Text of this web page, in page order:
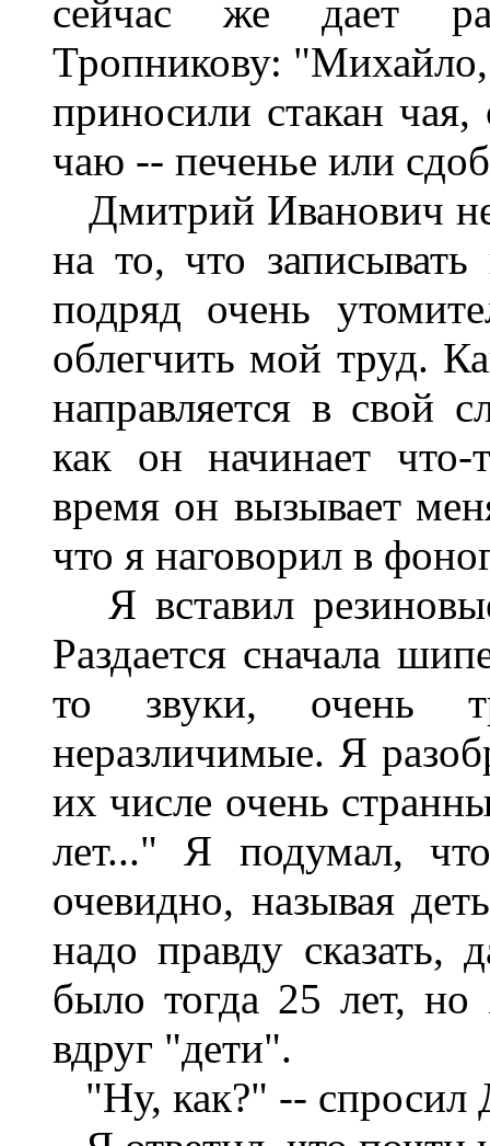
сейчас же дает
Тропникову:
приносили стакан
чаю -- печенье или
Дмитрий Иванович
на то, что записывать
подряд очень
облегчить мой труд.
направляется в свой
как он начинает что-
время он вызывает
что я наговорил в
Я вставил
Раздается сначала
то звуки, очень
неразличимые. Я
их числе очень
лет..." Я подумал,
очевидно, называя
надо правду сказать,
было тогда 25 лет, но
вдруг "дети".
"Ну, как?" -- спросил